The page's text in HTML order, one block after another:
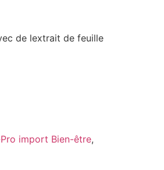
de lextrait de feuille
import Bien-être,